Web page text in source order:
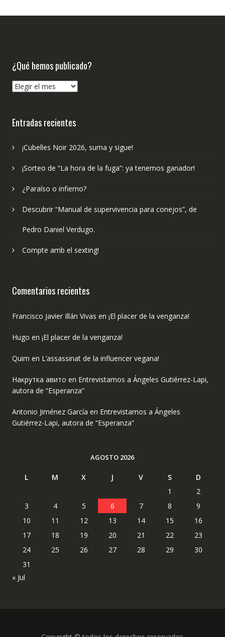
¿Qué hemos publicado?
¿Qué
Entradas recientes
¡Cubelles Noir 2026, suma y sigue!
¡Sorteo de “La hora de la fuga”: ya tenemos ganador!
¿Paraíso o infierno?
Descubrir “Manual de supervivencia para conejos”, de
Pedro Daniel Verdugo.
Compte amb el sexting!
Comentarios recientes
Francisco Javier Illán Vivas en ¡El placer de la venganza!
Hugo en ¡El placer de la venganza!
Quim en L’assassinat de la influencer vegana!
Накрутка авито en Entrevistamos a Ángeles Gutiérrez-Lapi,
autora de “Esperanza”
Antonio Jiménez García en Entrevistamos a Ángeles
Gutiérrez-Lapi, autora de “Esperanza”
AGOSTO 2026
L M X J V S
D
1
2
3
4 5 6 7 8
9
10
11 12 13 14 15
16
17
18 19 20 21 22
23
24
25 26 27 28 29
30
31
« Jul